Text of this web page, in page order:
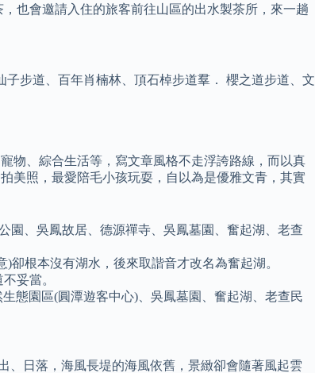
也會邀請入住的旅客前往山區的出水製茶所，來一趟
步道、百年肖楠林、頂石棹步道羣． 櫻之道步道、文
物、綜合生活等，寫文章風格不走浮誇路線，而以真
美照，最愛陪毛小孩玩耍，自以為是優雅文青，其實
園、吳鳳故居、德源禪寺、吳鳳墓園、奮起湖、老查
根本沒有湖水，後來取諧音才改名為奮起湖。
妥當。
態園區(圓潭遊客中心)、吳鳳墓園、奮起湖、老查民
、日落，海風長堤的海風依舊，景緻卻會隨著風起雲